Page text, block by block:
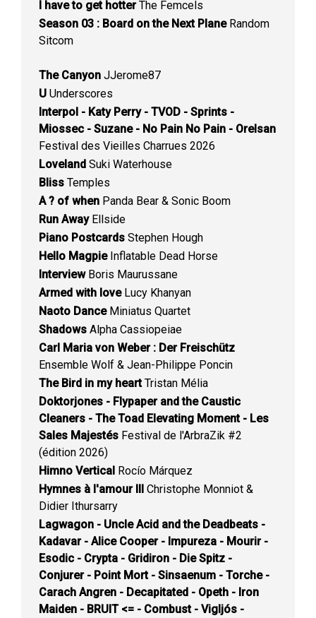
I have to get hotterThe Femcels
Season 03 : Board on the Next PlaneRandom
Sitcom
The Canyon JJerome87
U Underscores
Interpol - Katy Perry - TVOD - Sprints -
Miossec - Suzane - No Pain No Pain - Orelsan
Festival des Vieilles Charrues 2026
Loveland Suki Waterhouse
Bliss Temples
A ? of when Panda Bear & Sonic Boom
Run AwayEllside
Piano Postcards Stephen Hough
Hello MagpieInflatable Dead Horse
InterviewBoris Maurussane
Armed with loveLucy Khanyan
Naoto DanceMiniatus Quartet
Shadows Alpha Cassiopeiae
Carl Maria von Weber : Der Freischütz
Ensemble Wolf & Jean-Philippe Poncin
The Bird in my heartTristan Mélia
Doktorjones - Flypaper and the Caustic
Cleaners - The Toad Elevating Moment - Les
Sales Majestés Festival de l'ArbraZik #2
(édition 2026)
Himno Vertical Rocío Márquez
Hymnes à l'amour III Christophe Monniot &
Didier Ithursarry
Lagwagon - Uncle Acid and the Deadbeats -
Kadavar - Alice Cooper - Impureza - Mourir -
Esodic - Crypta - Gridiron - Die Spitz -
Conjurer - Point Mort - Sinsaenum - Torche -
Carach Angren - Decapitated - Opeth - Iron
Maiden - BRUIT <= - Combust - Vigljós -